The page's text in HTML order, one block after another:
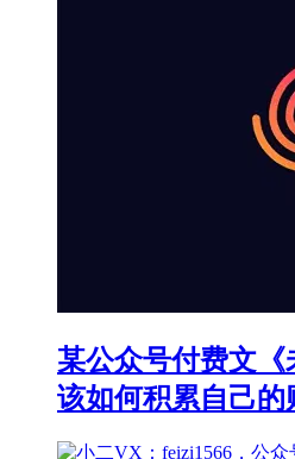
某公众号付费文《
该如何积累自己的